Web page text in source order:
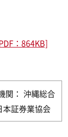
：864KB]
関： 沖縄総合
証券業協会